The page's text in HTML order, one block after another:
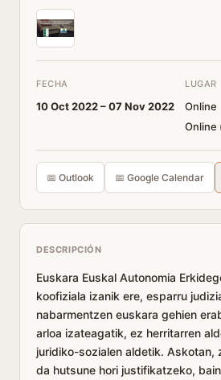
FECHA
10 Oct 2022 –07 Nov 2022
LUGAR
Online
Online
📅 Outlook 📅 Google Calendar
DESCRIPCIÓN
Euskara Euskal Autonomia
koofiziala izanik ere, esparru
nabarmentzen euskara gehien
arloa izateagatik, ez herritarren
juridiko-sozialen aldetik. Askotan,
da hutsune hori justifikatzeko,